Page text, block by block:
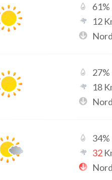
61%
12
Nord
27%
18
Nord
34%
32
Nord